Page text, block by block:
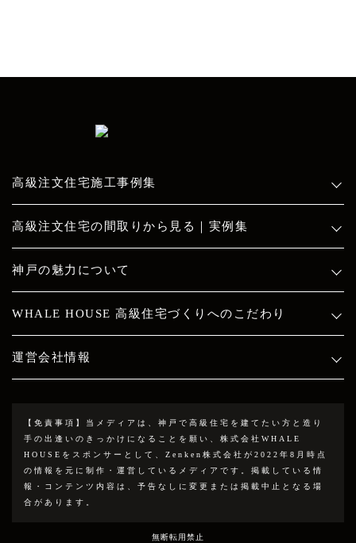
高級注文住宅施工事例集
高級注文住宅の間取りから見る｜実例集
神戸の魅力について
WHALE HOUSE 高級住宅づくりへのこだわり
運営会社情報
【免責事項】 当メディアは、神戸で高級住宅を建てたい方と造り
手の出逢いのきっかけになることを願い、株式会社WHALE
HOUSEをスポンサーとして、Zenken株式会社が2022年8月時点
の情報を元に制作・運営しているメディアです。掲載している情
報・コンテンツ内容は、予告なしに変更または掲載中止となる場
合があります。
無断転用禁止